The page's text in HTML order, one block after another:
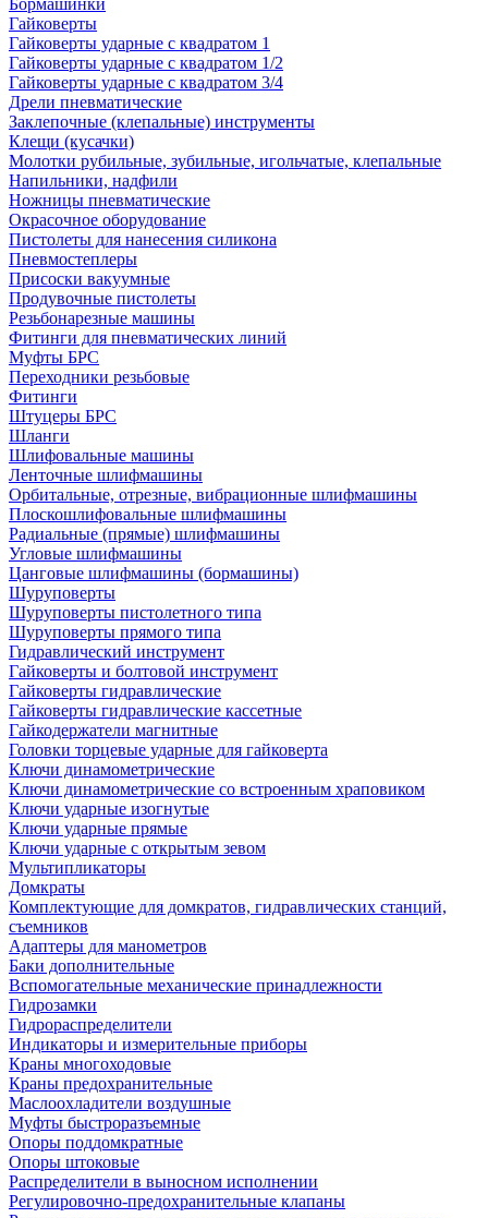
Бормашинки
Гайковерты
Гайковерты ударные с квадратом 1
Гайковерты ударные с квадратом 1/2
Гайковерты ударные с квадратом 3/4
Дрели пневматические
Заклепочные (клепальные) инструменты
Клещи (кусачки)
Молотки рубильные, зубильные, игольчатые, клепальные
Напильники, надфили
Ножницы пневматические
Окрасочное оборудование
Пистолеты для нанесения силикона
Пневмостеплеры
Присоски вакуумные
Продувочные пистолеты
Резьбонарезные машины
Фитинги для пневматических линий
Муфты БРС
Переходники резьбовые
Фитинги
Штуцеры БРС
Шланги
Шлифовальные машины
Ленточные шлифмашины
Орбитальные, отрезные, вибрационные шлифмашины
Плоскошлифовальные шлифмашины
Радиальные (прямые) шлифмашины
Угловые шлифмашины
Цанговые шлифмашины (бормашины)
Шуруповерты
Шуруповерты пистолетного типа
Шуруповерты прямого типа
Гидравлический инструмент
Гайковерты и болтовой инструмент
Гайковерты гидравлические
Гайковерты гидравлические кассетные
Гайкодержатели магнитные
Головки торцевые ударные для гайковерта
Ключи динамометрические
Ключи динамометрические со встроенным храповиком
Ключи ударные изогнутые
Ключи ударные прямые
Ключи ударные с открытым зевом
Мультипликаторы
Домкраты
Комплектующие для домкратов, гидравлических станций,
съемников
Адаптеры для манометров
Баки дополнительные
Вспомогательные механические принадлежности
Гидрозамки
Гидрораспределители
Индикаторы и измерительные приборы
Краны многоходовые
Краны предохранительные
Маслоохладители воздушные
Муфты быстроразъемные
Опоры поддомкратные
Опоры штоковые
Распределители в выносном исполнении
Регулировочно-предохранительные клапаны